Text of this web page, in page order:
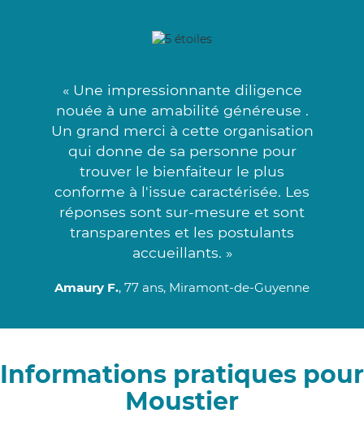
« Une impressionnante diligence
nouée à une amabilité généreuse .
Un grand merci à cette organisation
qui donne de sa personne pour
trouver le bienfaiteur le plus
conforme à l'issue caractérisée. Les
réponses sont sur-mesure et sont
transparentes et les postulants
accueillants. »
Amaury F., 77 ans, Miramont-de-Guyenne
Informations pratiques pour
Moustier